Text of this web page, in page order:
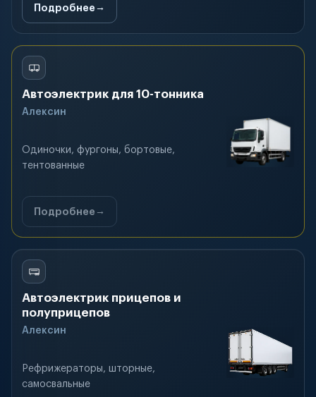
Подробнее
Автоэлектрик для 10-тонника
Алексин
Одиночки, фургоны, бортовые,
тентованные
Подробнее
Автоэлектрик прицепов и
полуприцепов
Алексин
Рефрижераторы, шторные,
самосвальные